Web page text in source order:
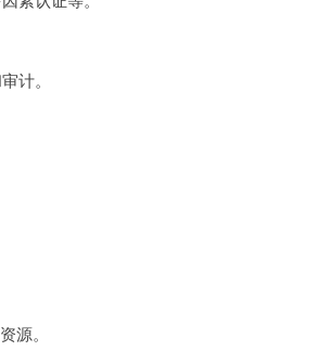
计。
源。